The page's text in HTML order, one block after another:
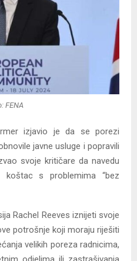
FENA
izjavio je da se porezi
javne usluge i popravili
svoje kritičare da navedu
s problemima “bez
Rachel Reeves iznijeti svoje
potrošnje koji moraju riješiti
velikih poreza radnicima,